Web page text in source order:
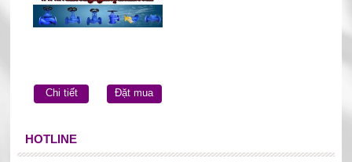
Chi tiết Đặt mua
HOTLINE